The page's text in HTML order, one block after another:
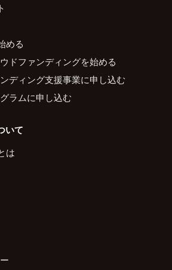
める
ドファンディングを始める
ディング支援事業に申し込む
ラムに申し込む
いて
は